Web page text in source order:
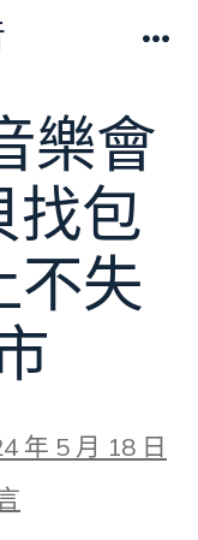
樂會
找包
不失
年 5 月 18 日